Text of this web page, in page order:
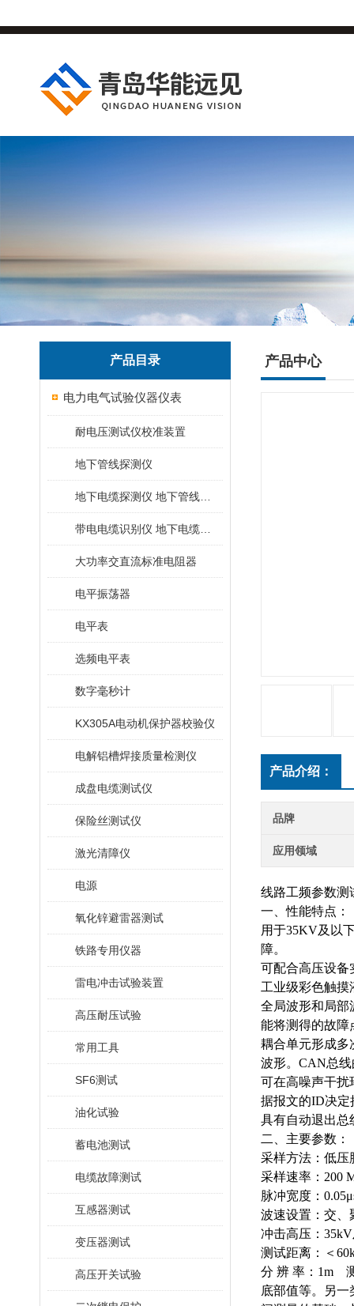
产品目录
电力电气试验仪器仪表
耐电压测试仪校准装置
地下管线探测仪
大功率交直流标准电阻器
电平振荡器
电平表
选频电平表
数字毫秒计
KX305A电动机保护器校验仪
电解铝槽焊接质量检测仪
成盘电缆测试仪
保险丝测试仪
激光清障仪
电源
氧化锌避雷器测试
铁路专用仪器
雷电冲击试验装置
高压耐压试验
常用工具
SF6测试
油化试验
蓄电池测试
电缆故障测试
互感器测试
变压器测试
高压开关试验
产品中心
产品介绍：
品牌
应用领域
线路工频参数测
一、性能特点：
用于35KV及以
障。
可配合高压设备
工业级彩色触
全局波形和局部
能将测得的故障
耦合单元形成多
波形。CAN总
可在高噪声干扰
据报文的ID决定
具有自动退出总
二、主要参数：
采样方法：低压
采样速率： 200
脉冲宽度： 0.05μ
波速设置：交、
冲击高压： 35kV
测试距离：＜
分 辨 率： 1m
底部值等。另